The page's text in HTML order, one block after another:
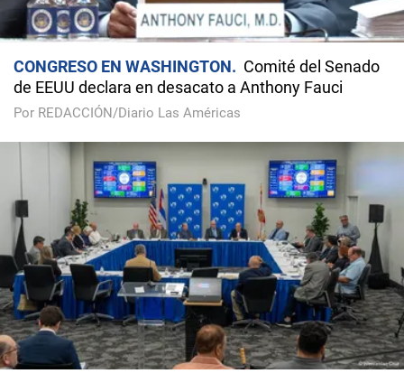
CONGRESO EN WASHINGTON
Comité del Senado
de EEUU declara en desacato a Anthony Fauci
Por REDACCIÓN/Diario Las Américas